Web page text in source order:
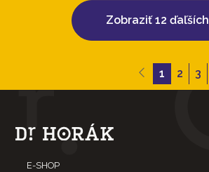
Zobraziť 12 ďaľších
1 2 3
E-SHOP